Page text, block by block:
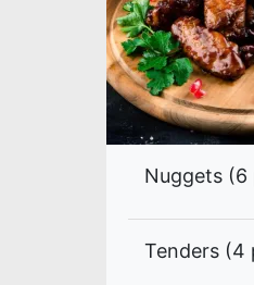
Nuggets (6
Tenders (4